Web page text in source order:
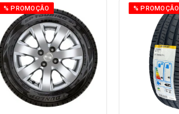
% PROMOÇÃO % PROMOÇÃO